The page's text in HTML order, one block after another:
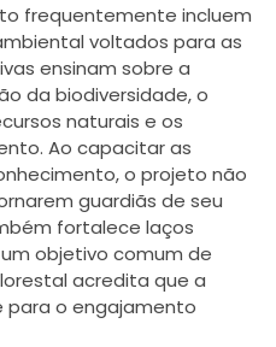
frequentemente incluem
voltados para as
ensinam sobre a
da biodiversidade, o
naturais e os
Ao capacitar as
o projeto não
guardiãs de seu
fortalece laços
objetivo comum de
acredita que a
para o engajamento